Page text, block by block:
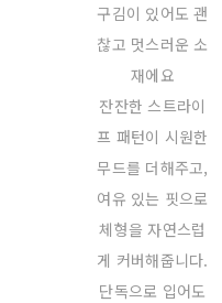
구김이 있어도 괜
찮고 멋스러운 소
재에요
잔잔한 스트라이
프 패턴이 시원한
무드를 더해주고,
여유 있는 핏으로
체형을 자연스럽
게 커버해줍니다.
단독으로 입어도